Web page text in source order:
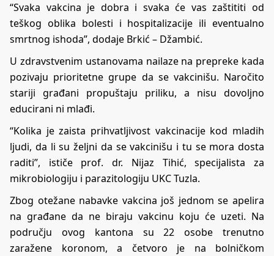
“Svaka vakcina je dobra i svaka će vas zaštititi od
teškog oblika bolesti i hospitalizacije ili eventualno
smrtnog ishoda”, dodaje Brkić – Džambić.
U zdravstvenim ustanovama nailaze na prepreke kada
pozivaju prioritetne grupe da se vakcinišu. Naročito
stariji građani propuštaju priliku, a nisu dovoljno
educirani ni mlađi.
“Kolika je zaista prihvatljivost vakcinacije kod mladih
ljudi, da li su željni da se vakcinišu i tu se mora dosta
raditi”, ističe prof. dr. Nijaz Tihić,specijalista za
mikrobiologiju i parazitologiju UKC Tuzla.
Zbog otežane nabavke vakcina još jednom se apelira
na građane da ne biraju vakcinu koju će uzeti. Na
području ovog kantona su 22 osobe trenutno
zaražene koronom, a četvoro je na bolničkom